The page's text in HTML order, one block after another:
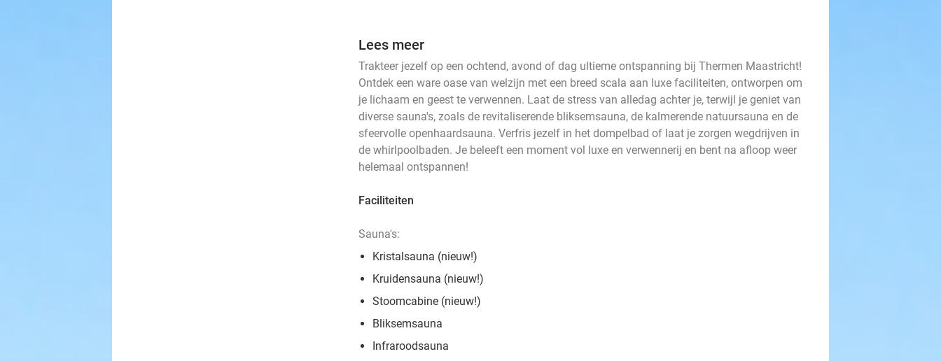
Lees meer
Trakteer jezelf op een ochtend, avond of dag ultieme ontspanning bij Thermen Maastricht!
Ontdek een ware oase van welzijn met een breed scala aan luxe faciliteiten, ontworpen om
je lichaam en geest te verwennen. Laat de stress van alledag achter je, terwijl je geniet van
diverse sauna's, zoals de revitaliserende bliksemsauna, de kalmerende natuursauna en de
sfeervolle openhaardsauna. Verfris jezelf in het dompelbad of laat je zorgen wegdrijven in
de whirlpoolbaden. Je beleeft een moment vol luxe en verwennerij en bent na afloop weer
helemaal ontspannen!
Faciliteiten
Sauna's:
Kristalsauna (nieuw!)
Kruidensauna (nieuw!)
Stoomcabine (nieuw!)
Bliksemsauna
Infraroodsauna